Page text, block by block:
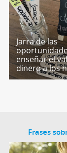
Jarra de las
enseñar el
dinero a los
Frases